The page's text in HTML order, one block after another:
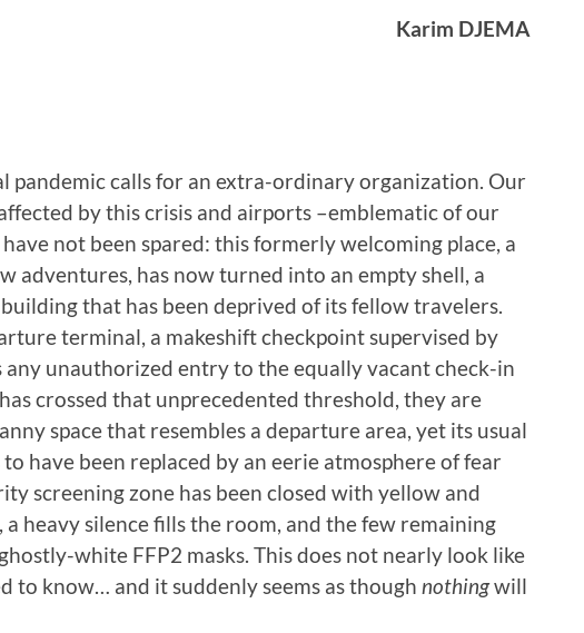
Karim DJEMA
pandemic calls for an extra-ordinary organization. Our
by this crisis and airports –emblematic of our
not been spared: this formerly welcoming place, a
adventures, has now turned into an empty shell, a
that has been deprived of its fellow travelers.
terminal, a makeshift checkpoint supervised by
unauthorized entry to the equally vacant check-in
crossed that unprecedented threshold, they are
space that resembles a departure area, yet its usual
have been replaced by an eerie atmosphere of fear
screening zone has been closed with yellow and
heavy silence fills the room, and the few remaining
white FFP2 masks. This does not nearly look like
to know… and it suddenly seems as though nothingwill